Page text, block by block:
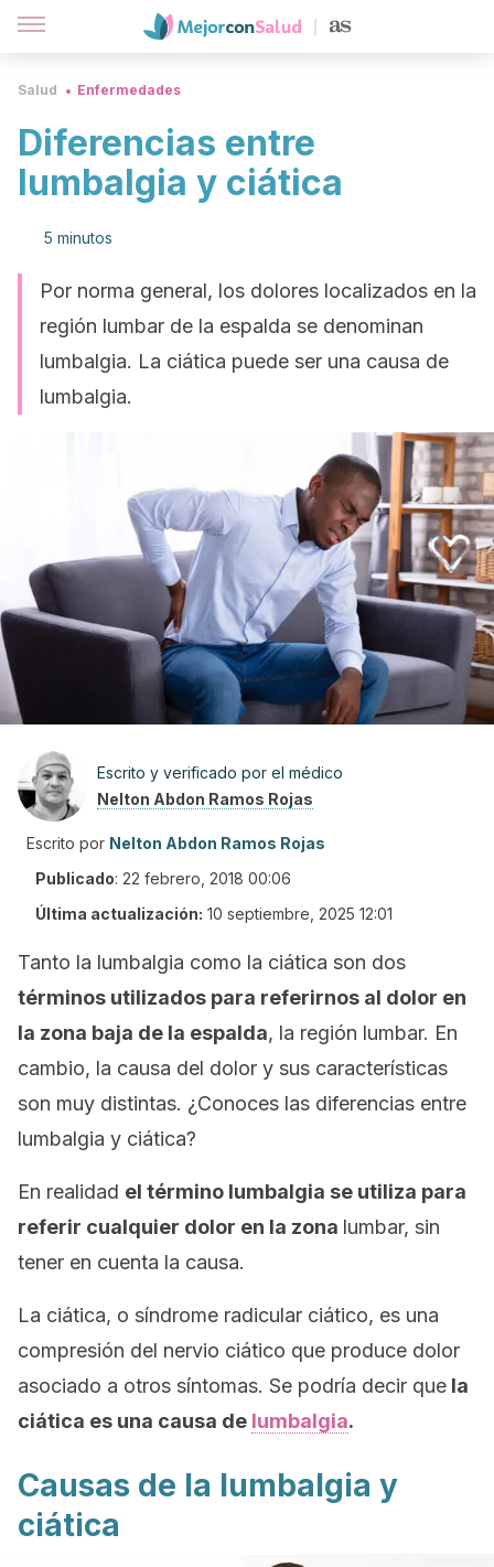
Salud Enfermedades
Diferencias entre
lumbalgia y ciática
5 minutos
Por norma general, los dolores localizados en la
región lumbar de la espalda se denominan
lumbalgia. La ciática puede ser una causa de
lumbalgia.
Escrito y verificado por el médico
Nelton Abdon Ramos Rojas
Escrito por Nelton Abdon Ramos Rojas
Publicado: 22 febrero, 2018 00:06
Última actualización: 10 septiembre, 2025 12:01
Tanto la lumbalgia como la ciática son dos
términos utilizados para referirnos al dolor en
la zona baja de la espalda, la región lumbar. En
cambio, la causa del dolor y sus características
son muy distintas. ¿Conoces las diferencias entre
lumbalgia y ciática?
En realidad el término lumbalgia se utiliza para
referir cualquier dolor en la zona lumbar, sin
tener en cuenta la causa.
La ciática, o síndrome radicular ciático, es una
compresión del nervio ciático que produce dolor
asociado a otros síntomas. Se podría decir que la
ciática es una causa de lumbalgia.
Causas de la lumbalgia y
ciática